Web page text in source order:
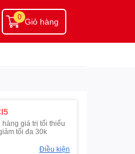
Giỏ hàng
0
giá trị tối thiểu
tối đa 30k
Điều kiện